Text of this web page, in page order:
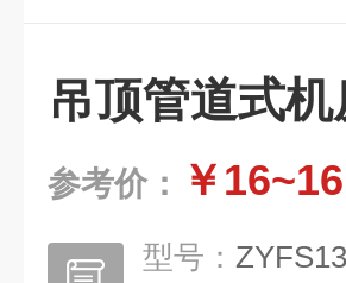
吊顶管道式
参考价： ￥16~16
型号：